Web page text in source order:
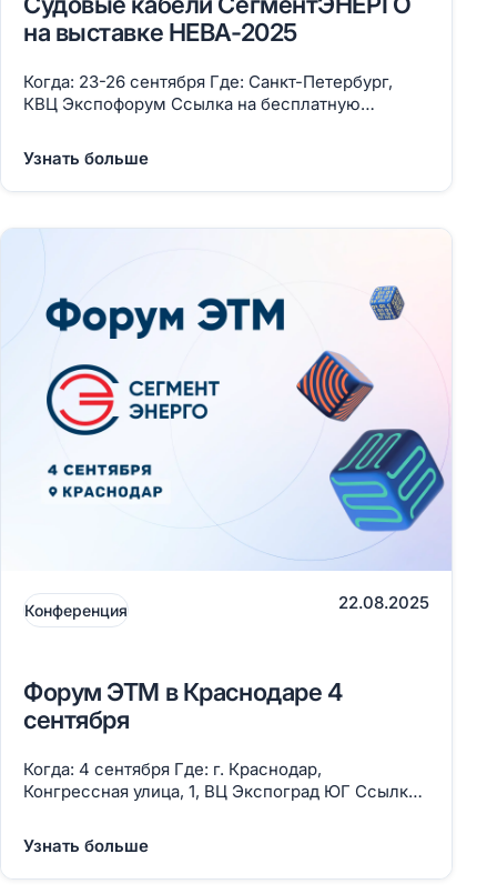
на выставке НЕВА-2025
Когда: 23-26 сентября Где: Санкт-Петербург,
КВЦ Экспофорум Ссылка на бесплатную
Узнать больше
Конференция 22.08.2025
Форум ЭТМ в Краснодаре 4
сентября
Когда: 4 сентября Где: г. Краснодар,
Конгрессная улица, 1, ВЦ Экспоград ЮГ Ссылка
Узнать больше